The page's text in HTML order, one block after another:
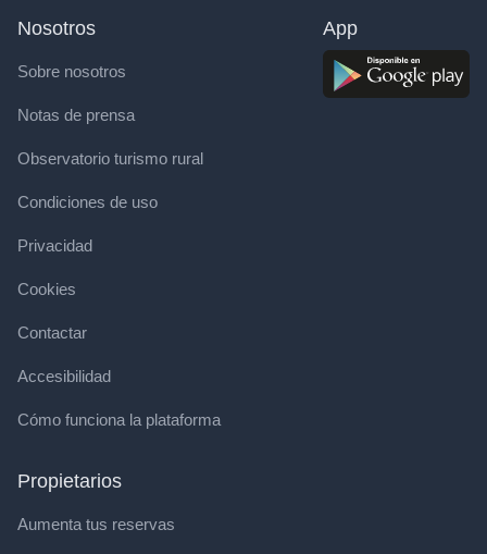
Nosotros
Sobre nosotros
Notas de prensa
Observatorio turismo rural
Condiciones de uso
Privacidad
Cookies
Contactar
Accesibilidad
Cómo funciona la plataforma
Propietarios
Aumenta tus reservas
App